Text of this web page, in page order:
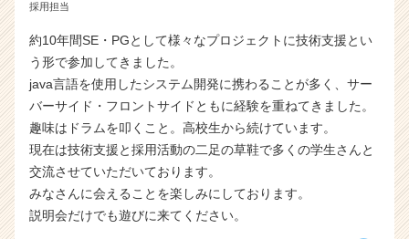
採用担当
約10年間SE・PGとして様々なプロジェクトに技術支援とい
う形で参加してきました。
java言語を使用したシステム開発に携わることが多く、サー
バーサイド・フロントサイドともに経験を重ねてきました。
趣味はドラムを叩くこと。高校生から続けています。
現在は技術支援と採用活動の二足の草鞋で多くの学生さんと
交流させていただいております。
みなさんに会えることを楽しみにしております。
説明会だけでも遊びに来てください。